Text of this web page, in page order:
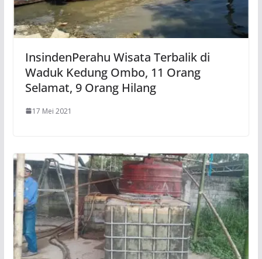
InsindenPerahu Wisata Terbalik di
Waduk Kedung Ombo, 11 Orang
Selamat, 9 Orang Hilang
17 Mei 2021